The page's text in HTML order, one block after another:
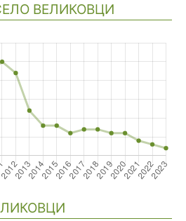
ВЕЛИКОВЦИ